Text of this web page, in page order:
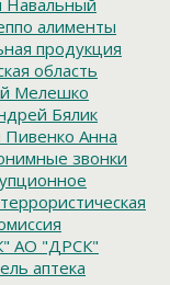
алименты
продукция
область
Мелешко
Бялик
Анна
звонки
АО "ДРСК"
аптека